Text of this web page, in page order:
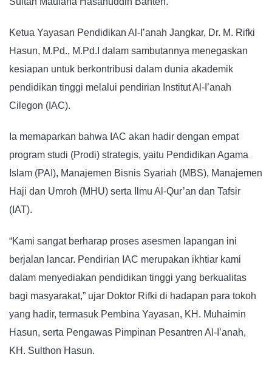
Ketua Yayasan Pendidikan Al-I’anah Jangkar, Dr. M. Rifki
Hasun, M.Pd., M.Pd.I dalam sambutannya menegaskan
kesiapan untuk berkontribusi dalam dunia akademik
pendidikan tinggi melalui pendirian Institut Al-I’anah
Cilegon (IAC).
Ia memaparkan bahwa IAC akan hadir dengan empat
program studi (Prodi) strategis, yaitu Pendidikan Agama
Islam (PAI), Manajemen Bisnis Syariah (MBS), Manajemen
Haji dan Umroh (MHU) serta Ilmu Al-Qur’an dan Tafsir
(IAT).
“Kami sangat berharap proses asesmen lapangan ini
berjalan lancar. Pendirian IAC merupakan ikhtiar kami
dalam menyediakan pendidikan tinggi yang berkualitas
bagi masyarakat,” ujar Doktor Rifki di hadapan para tokoh
yang hadir, termasuk Pembina Yayasan, KH. Muhaimin
Hasun, serta Pengawas Pimpinan Pesantren Al-I’anah,
KH. Sulthon Hasun.